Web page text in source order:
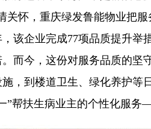
关怀，重庆绿发鲁能物业把服
该企业完成77项品质提升举
。而今，这份对服务品质的坚
施，到楼道卫生、绿化养护等
”帮扶生病业主的个性化服